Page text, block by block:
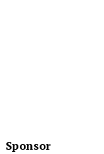
Sponsor